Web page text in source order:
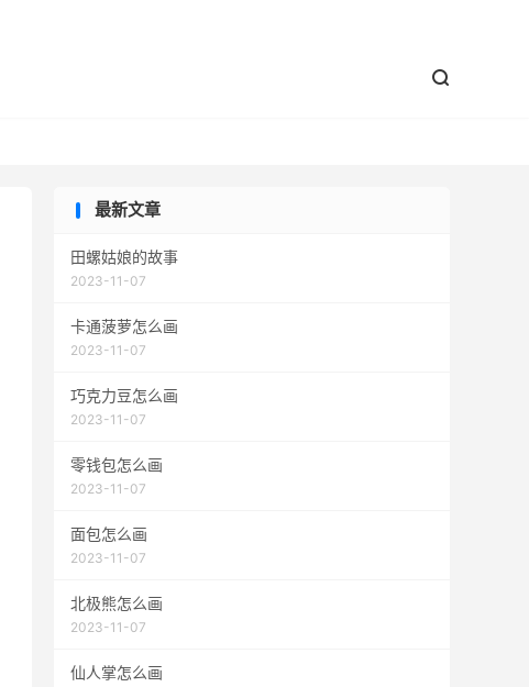

最新文章
田螺姑娘的故事
2023-11-07
卡通菠萝怎么画
2023-11-07
巧克力豆怎么画
2023-11-07
零钱包怎么画
2023-11-07
面包怎么画
2023-11-07
北极熊怎么画
2023-11-07
仙人掌怎么画